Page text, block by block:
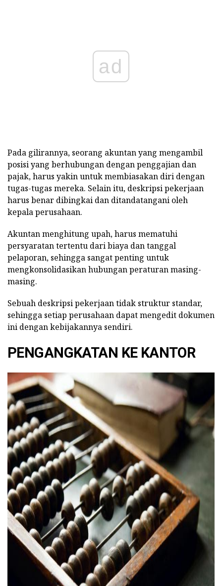
ad
Pada gilirannya, seorang akuntan yang mengambil
posisi yang berhubungan dengan penggajian dan
pajak, harus yakin untuk membiasakan diri dengan
tugas-tugas mereka. Selain itu, deskripsi pekerjaan
harus benar dibingkai dan ditandatangani oleh
kepala perusahaan.
Akuntan menghitung upah, harus mematuhi
persyaratan tertentu dari biaya dan tanggal
pelaporan, sehingga sangat penting untuk
mengkonsolidasikan hubungan peraturan masing-
masing.
Sebuah deskripsi pekerjaan tidak struktur standar,
sehingga setiap perusahaan dapat mengedit dokumen
ini dengan kebijakannya sendiri.
PENGANGKATAN KE KANTOR